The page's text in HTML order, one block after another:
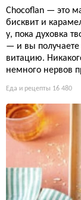
Chocoflan — это
бисквит и
у, пока духовка
— и вы получаете
витацию.
немного нервов
Еда и рецепты 16 480